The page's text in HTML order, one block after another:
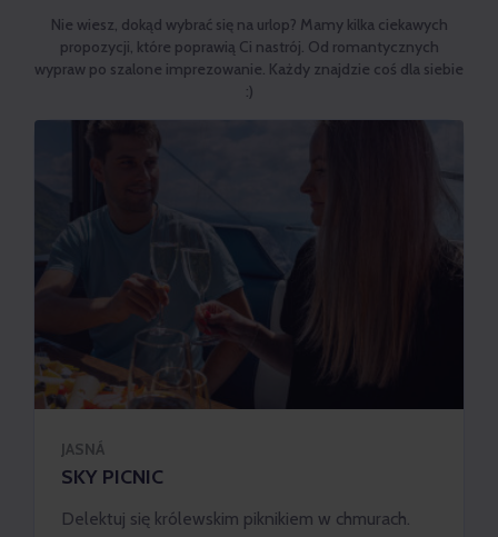
Nie wiesz, dokąd wybrać się na urlop? Mamy kilka ciekawych
propozycji, które poprawią Ci nastrój. Od romantycznych
wypraw po szalone imprezowanie. Każdy znajdzie coś dla siebie
:)
JASNÁ
SKY PICNIC
Delektuj się królewskim piknikiem w chmurach.